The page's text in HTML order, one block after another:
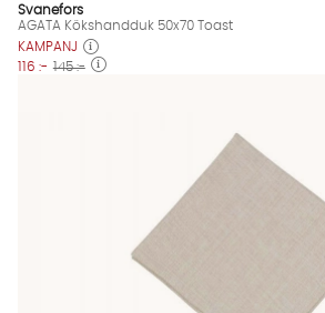
Svanefors
AGATA Kökshandduk 50x70 Toast
KAMPANJ
116 :- 145 :-